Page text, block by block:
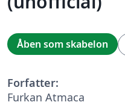
Åben som skabelon
Forfatter:
Furkan Atmaca